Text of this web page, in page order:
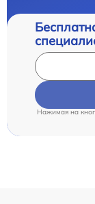
Нажимая на